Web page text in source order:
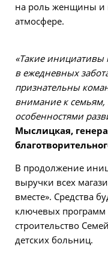
на роль женщины и
атмосфере.
«Такие инициативы
в ежедневных
признательны
внимание к семьям,
особенностями
Мыслицкая,
В продолжение
выручки всех
вместе». Средства
ключевых
строительство
детских больниц.